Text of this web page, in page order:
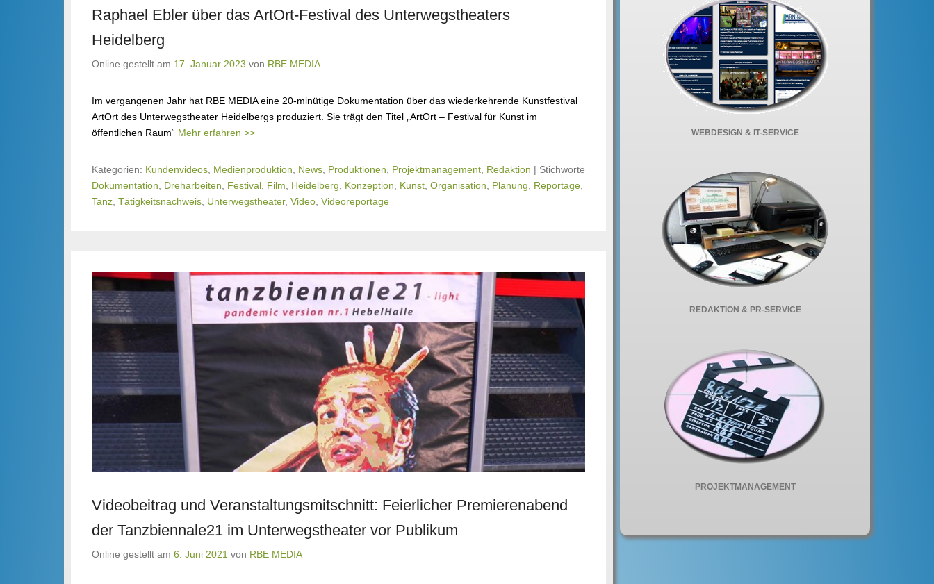
Raphael Ebler über das ArtOrt-Festival des Unterwegstheaters
Heidelberg
Online gestellt am 17. Januar 2023 von RBE MEDIA
Im vergangenen Jahr hat RBE MEDIA eine 20-minütige Dokumentation über das wiederkehrende Kunstfestival
ArtOrt des Unterwegstheater Heidelbergs produziert. Sie trägt den Titel „ArtOrt – Festival für Kunst im
öffentlichen Raum“ Mehr erfahren >>
Kategorien: Kundenvideos Medienproduktion News Produktionen Projektmanagement Redaktion | Stichworte
Dokumentation
Dreharbeiten Festival Film Heidelberg Konzeption Kunst Organisation Planung Reportage
Tanz Tätigkeitsnachweis Unterwegstheater, Video Videoreportage
Videobeitrag und Veranstaltungsmitschnitt: Feierlicher Premierenabend
der Tanzbiennale21 im Unterwegstheater vor Publikum
Online gestellt am 6. Juni 2021 von RBE MEDIA
WEBDESIGN & IT-SERVICE
REDAKTION & PR-SERVICE
PROJEKTMANAGEMENT